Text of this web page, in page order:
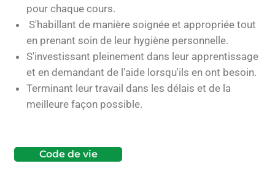
pour chaque cours.
S'habillant de manière soignée et appropriée tout
en prenant soin de leur hygiène personnelle.
S'investissant pleinement dans leur apprentissage
et en demandant de l'aide lorsqu'ils en ont besoin.
Terminant leur travail dans les délais et de la
meilleure façon possible.
Code de vie